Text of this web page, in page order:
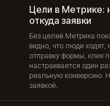
Цели в Метрике:
откуда заявки
Без целей Метрика
видно, что люди ходят,
отправку формы, клик
настраивается один
реальную конверсию.
заявкой.